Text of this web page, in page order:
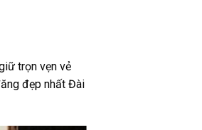
trọn vẹn vẻ
đẹp nhất Đài